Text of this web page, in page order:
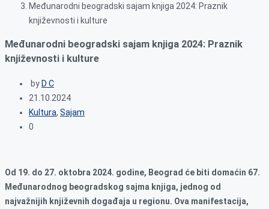
Međunarodni beogradski sajam knjiga 2024: Praznik
književnosti i kulture
Međunarodni beogradski sajam knjiga 2024: Praznik
književnosti i kulture
by D C
21.10.2024
Kultura, Sajam
0
Od 19. do 27. oktobra 2024. godine, Beograd će biti domaćin 67.
Međunarodnog beogradskog sajma knjiga, jednog od
najvažnijih književnih događaja u regionu. Ova manifestacija,